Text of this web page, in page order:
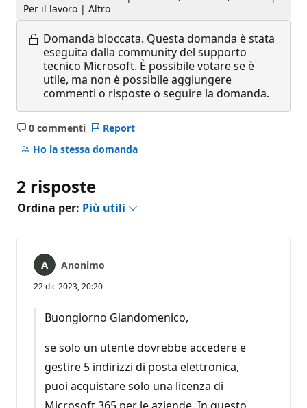
Per il lavoro | Altro
Domanda bloccata. Questa domanda è stata
eseguita dalla community del supporto
tecnico Microsoft. È possibile votare se è
utile, ma non è possibile aggiungere
commenti o risposte o seguire la domanda.
0 commenti
Nessun
commento
Report
Ho la stessa domanda
2 risposte
Ordina per: Più utili
Anonimo
22 dic 2023, 20:20
Buongiorno Giandomenico,
se solo un utente dovrebbe accedere e
gestire 5 indirizzi di posta elettronica,
puoi acquistare solo una licenza di